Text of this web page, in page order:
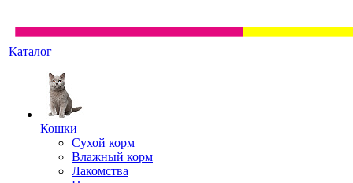
Каталог
Кошки
Сухой корм
Влажный корм
Лакомства